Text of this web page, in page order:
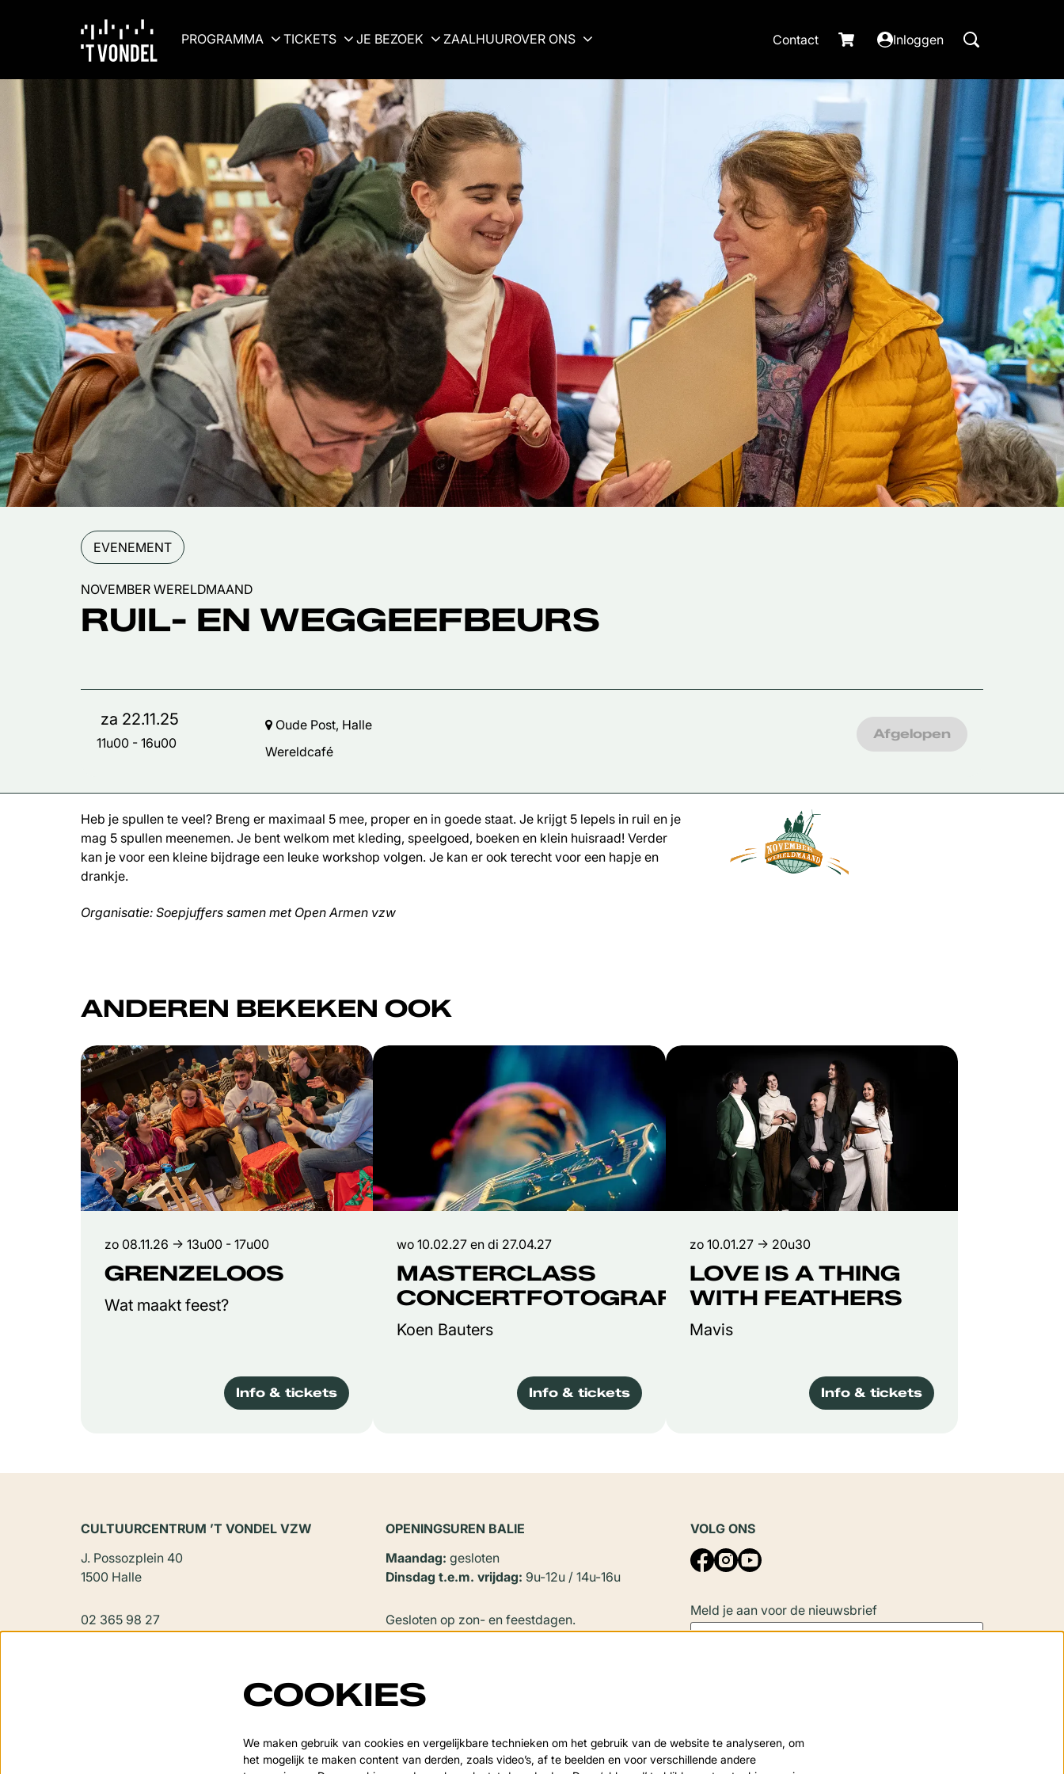
PROGRAMMA TICKETS JE BEZOEK ZAALHUUROVER ONS Contact Inloggen
EVENEMENT
RUIL- EN WEGGEEFBEURS
NOVEMBER WERELDMAAND
za 22.11.25
11u00 - 16u00
Oude Post, Halle
Wereldcafé
Afgelopen
Heb je spullen te veel? Breng er maximaal 5 mee, proper en in goede staat. Je krijgt 5 lepels in ruil en je
mag 5 spullen meenemen. Je bent welkom met kleding, speelgoed, boeken en klein huisraad! Verder
kan je voor een kleine bijdrage een leuke workshop volgen. Je kan er ook terecht voor een hapje en
drankje.
Organisatie: Soepjuffers samen met Open Armen vzw
ANDEREN BEKEKEN OOK
Overslaan
GRENZELOOS
Wat maakt feest?
zo 08.11.26 → 13u00 - 17u00
Info & tickets
MASTERCLASS
CONCERTFOTOGRAFIE
Koen Bauters
wo 10.02.27endi 27.04.27
Info & tickets
LOVE IS A THING
WITH FEATHERS
Mavis
zo 10.01.27 → 20u30
Info & tickets
CULTUURCENTRUM ’T VONDEL VZW
J. Possozplein 40
1500 Halle
02 365 98 27
OPENINGSUREN BALIE
Maandag: gesloten
Dinsdag t.e.m. vrijdag: 9u-12u / 14u-16u
Gesloten op zon- en feestdagen.
namiddagopeningen.
Van 20 juli tot en met 20 augustus en tijdens de
kerstvakantie.
VOLG ONS
Meld je aan voor de nieuwsbrief
Deze site wordt beschermd door reCAPTCHA, dataverwerking gebeurt in
overeenstemming met de Cloud Data Processing Addendum
COOKIES
We maken gebruik van cookies en vergelijkbare technieken om het gebruik van de website te analyseren, om
het mogelijk te maken content van derden, zoals video’s, af te beelden en voor verschillende andere